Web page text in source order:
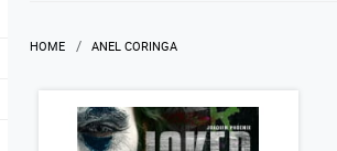
HOME ANEL CORINGA